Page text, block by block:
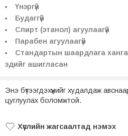
Үнэргүй
Будаггүй
Спирт (этанол) агуулаагүй
Парабен агуулаагүй
Стандартын шаардлага
эдийг ашигласан
Энэ бүтээгдэхүүнийг худалдаж
цуглуулах боломжтой.
Хүслийн жагсаалтад нэмэх